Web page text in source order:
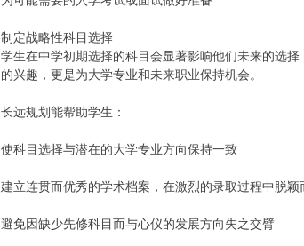
制定战略性科目选择
学生在中学初期选择的科目会显著影响他们未来的选
的兴趣，更是为大学专业和未来职业保持机会。
长远规划能帮助学生：
使科目选择与潜在的大学专业方向保持一致
建立连贯而优秀的学术档案，在激烈的录取过程中脱颖
避免因缺少先修科目而与心仪的发展方向失之交臂